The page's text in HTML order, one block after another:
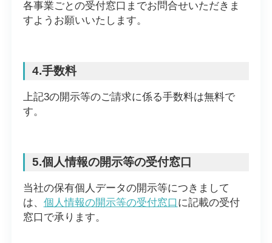
各事業ごとの受付窓口までお問合せいただきま
すようお願いいたします。
4.手数料
上記3の開示等のご請求に係る手数料は無料で
す。
5.個人情報の開示等の受付窓口
当社の保有個人データの開示等につきまして
は、 個人情報の開示等の受付窓口 に記載の受付
窓口で承ります。